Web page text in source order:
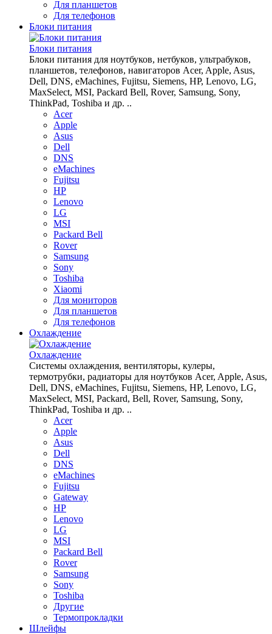
Для планшетов
Для телефонов
Блоки питания
Блоки питания
Блоки питания для ноутбуков, нетбуков, ультрабуков,
планшетов, телефонов, навигаторов Acer, Apple, Asus,
Dell, DNS, eMachines, Fujitsu, Siemens, HP, Lenovo, LG,
MaxSelect, MSI, Packard Bell, Rover, Samsung, Sony,
ThinkPad, Toshiba и др. ..
Acer
Apple
Asus
Dell
DNS
eMachines
Fujitsu
HP
Lenovo
LG
MSI
Packard Bell
Rover
Samsung
Sony
Toshiba
Xiaomi
Для мониторов
Для планшетов
Для телефонов
Охлаждение
Охлаждение
Системы охлаждения, вентиляторы, кулеры,
термотрубки, радиаторы для ноутбуков Acer, Apple, Asus,
Dell, DNS, eMachines, Fujitsu, Siemens, HP, Lenovo, LG,
MaxSelect, MSI, Packard, Bell, Rover, Samsung, Sony,
ThinkPad, Toshiba и др. ..
Acer
Apple
Asus
Dell
DNS
eMachines
Fujitsu
Gateway
HP
Lenovo
LG
MSI
Packard Bell
Rover
Samsung
Sony
Toshiba
Другие
Термопрокладки
Шлейфы